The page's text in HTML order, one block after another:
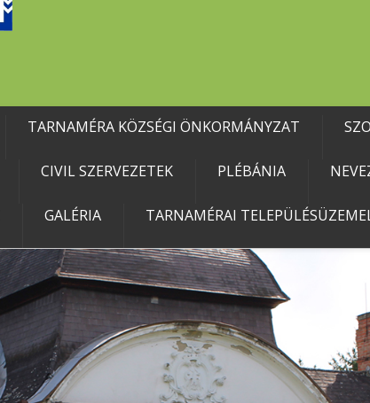
TARNAMÉRA KÖZSÉGI ÖNKORMÁNYZAT
CIVIL SZERVEZETEK PLÉBÁNIA
GALÉRIA TARNAMÉRAI